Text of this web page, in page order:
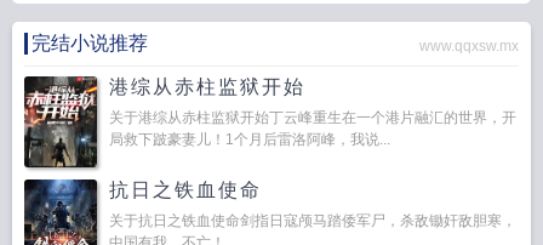
完结小说推荐 www.qqxsw.mx
港综从赤柱监狱开始
关于港综从赤柱监狱开始丁云峰重生在一个港片融汇的世界，开
局救下跛豪妻儿！1个月后雷洛阿峰，我说...
抗日之铁血使命
关于抗日之铁血使命剑指日寇颅马踏倭军尸，杀敌锄奸敌胆寒，